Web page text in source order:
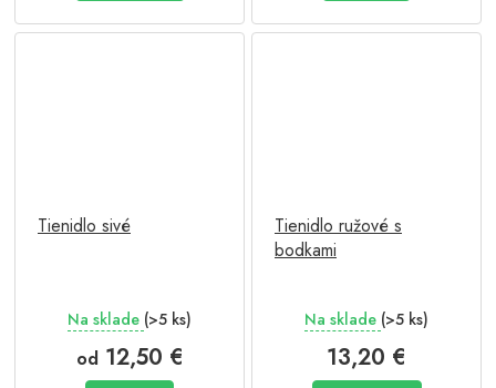
Tienidlo sivé
Na sklade (>5 ks)
od 12,50 €
Tienidlo ružové s
bodkami
Na sklade (>5 ks)
13,20 €